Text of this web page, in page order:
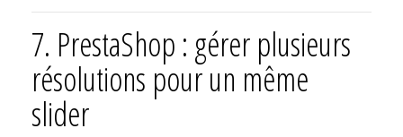
7. PrestaShop : gérer plusieurs
résolutions pour un même
slider